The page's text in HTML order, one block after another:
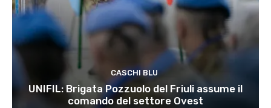
CASCHI BLU
UNIFIL: Brigata Pozzuolo del Friuli assume il
comando del settore Ovest